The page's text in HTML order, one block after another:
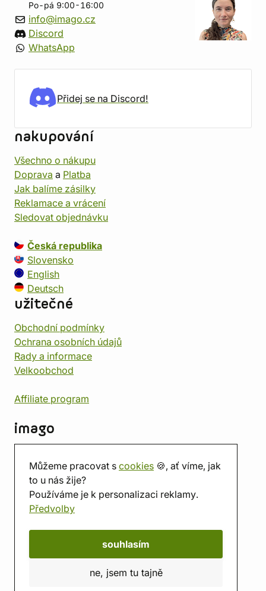
Můžeme pracovat s cookies 🍪, ať víme, jak
to u nás žije?
Používáme je k personalizaci reklamy.
Předvolby
souhlasím
ne, jsem tu tajně
Po-pá 9:00-16:00
info@imago.cz
Discord
WhatsApp
Přidej se na Discord!
nakupování
Všechno o nákupu
Doprava a Platba
Jak balíme zásilky
Reklamace a vrácení
Sledovat objednávku
Česká republika
Slovensko
English
Deutsch
užitečné
Obchodní podmínky
Ochrana osobních údajů
Rady a informace
Velkoobchod
Affiliate program
imago
Prodejna
Herna
O nás
Hodnocení obchodu